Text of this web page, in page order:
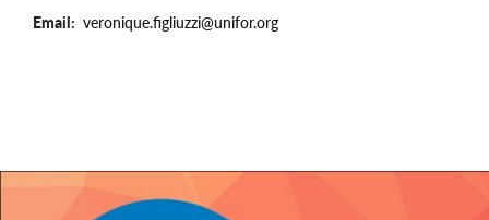
Email veronique.figliuzzi@unifor.org